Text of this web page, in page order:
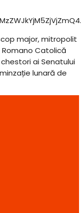
major, mitropolit
Romano Catolică
ai Senatului
lunară de